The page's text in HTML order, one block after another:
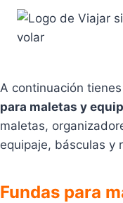
Saltar
contenido
A continuación
para maletas y
maletas,
equipaje, básculas y
Fundas para